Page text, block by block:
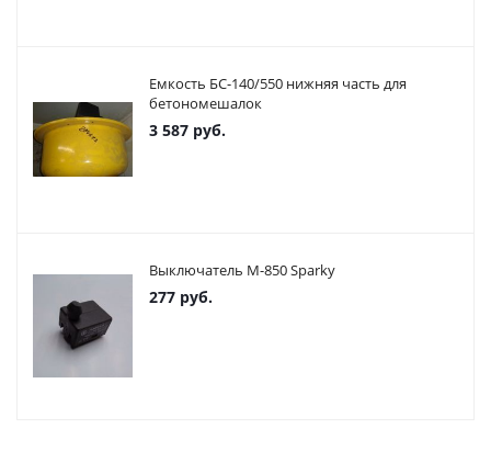
Емкость БС-140/550 нижняя часть для
бетономешалок
3 587 руб.
Выключатель М-850 Sparky
277 руб.